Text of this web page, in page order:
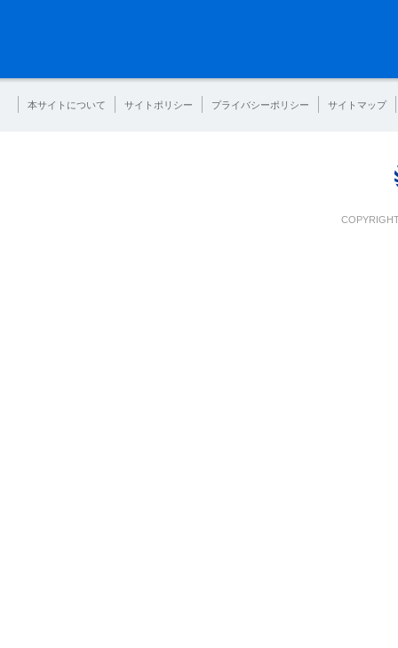
本サイトについて サイトポリシー プライバシーポリシー サイトマップ